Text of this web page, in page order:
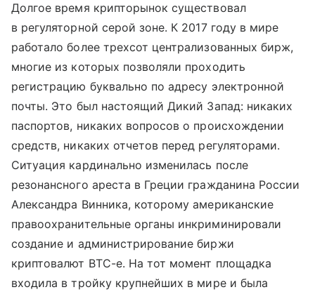
Долгое время крипторынок существовал
в регуляторной серой зоне. К 2017 году в мире
работало более трехсот централизованных бирж,
многие из которых позволяли проходить
регистрацию буквально по адресу электронной
почты. Это был настоящий Дикий Запад: никаких
паспортов, никаких вопросов о происхождении
средств, никаких отчетов перед регуляторами.
Ситуация кардинально изменилась после
резонансного ареста в Греции гражданина России
Александра Винника, которому американские
правоохранительные органы инкриминировали
создание и администрирование биржи
криптовалют BTC-e. На тот момент площадка
входила в тройку крупнейших в мире и была